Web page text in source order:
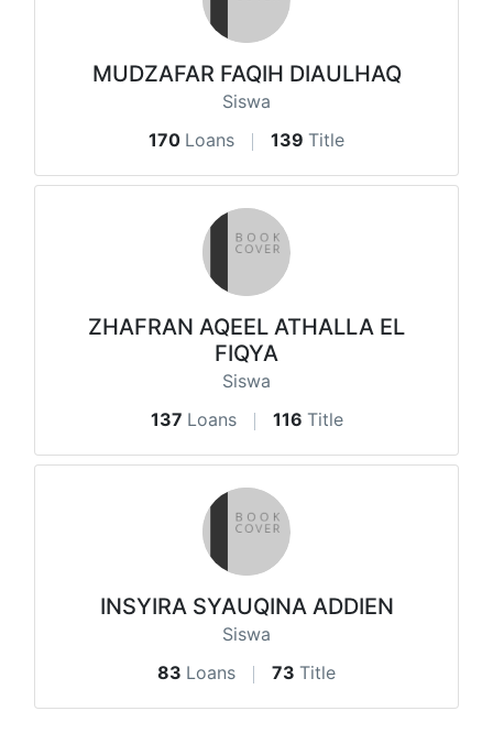
MUDZAFAR FAQIH DIAULHAQ
Siswa
170 Loans 139 Title
ZHAFRAN AQEEL ATHALLA EL
FIQYA
Siswa
137 Loans 116 Title
INSYIRA SYAUQINA ADDIEN
Siswa
83 Loans 73 Title